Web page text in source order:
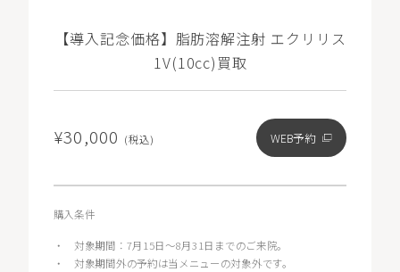
【導入記念価格】脂肪溶解注射 エクリリス
1V(10cc)買取
¥30,000 (税込) WEB予約
購入条件
・ 対象期間：7月15日～8月31日までのご来院。
・ 対象期間外の予約は当メニューの対象外です。